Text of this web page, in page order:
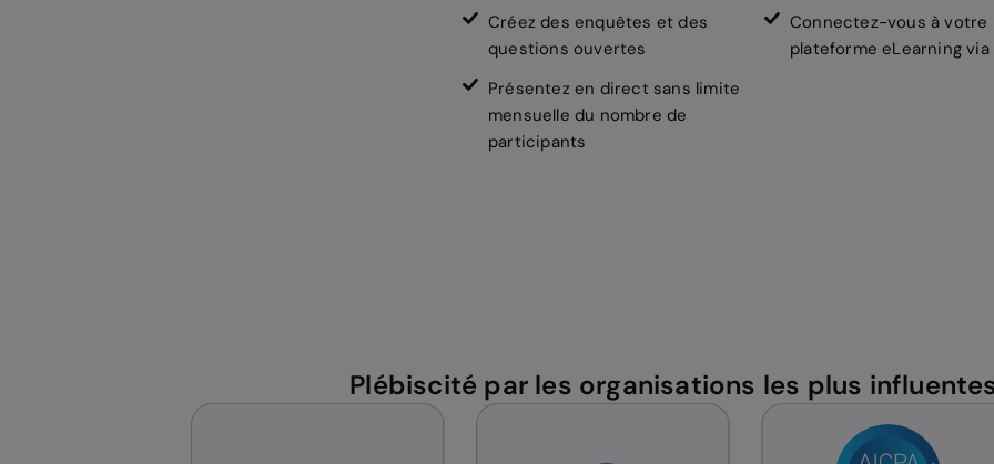
Créez des enquêtes et des
questions ouvertes
Présentez en direct sans limite
mensuelle du nombre de
participants
Connectez-vous à votre
plateforme eLearning via
Plébiscité par les organisations les plus